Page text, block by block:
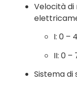
Velocità di
I: 0 –
II: 0
Sistema di